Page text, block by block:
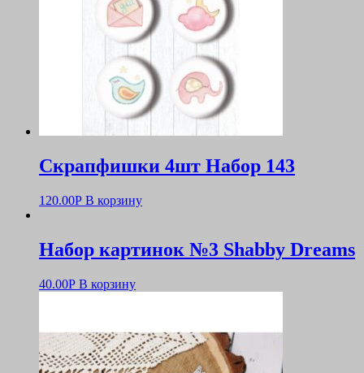
Скрапфишки 4шт Набор 143
120.00Р В корзину
Набор картинок №3 Shabby Dreams
40.00Р В корзину